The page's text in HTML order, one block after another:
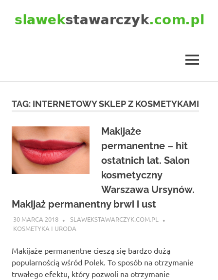
MENU
TAG: INTERNETOWY SKLEP Z KOSMETYKAMI
Makijaże
permanentne – hit
ostatnich lat. Salon
kosmetyczny
Warszawa Ursynów.
Makijaż permanentny brwi i ust
30 MARCA 2018
SLAWEKSTAWARCZYK.COM.PL
KOSMETYKA I URODA
Makijaże permanentne cieszą się bardzo dużą
popularnością wśród Polek. To sposób na otrzymanie
trwałego efektu, który pozwoli na otrzymanie